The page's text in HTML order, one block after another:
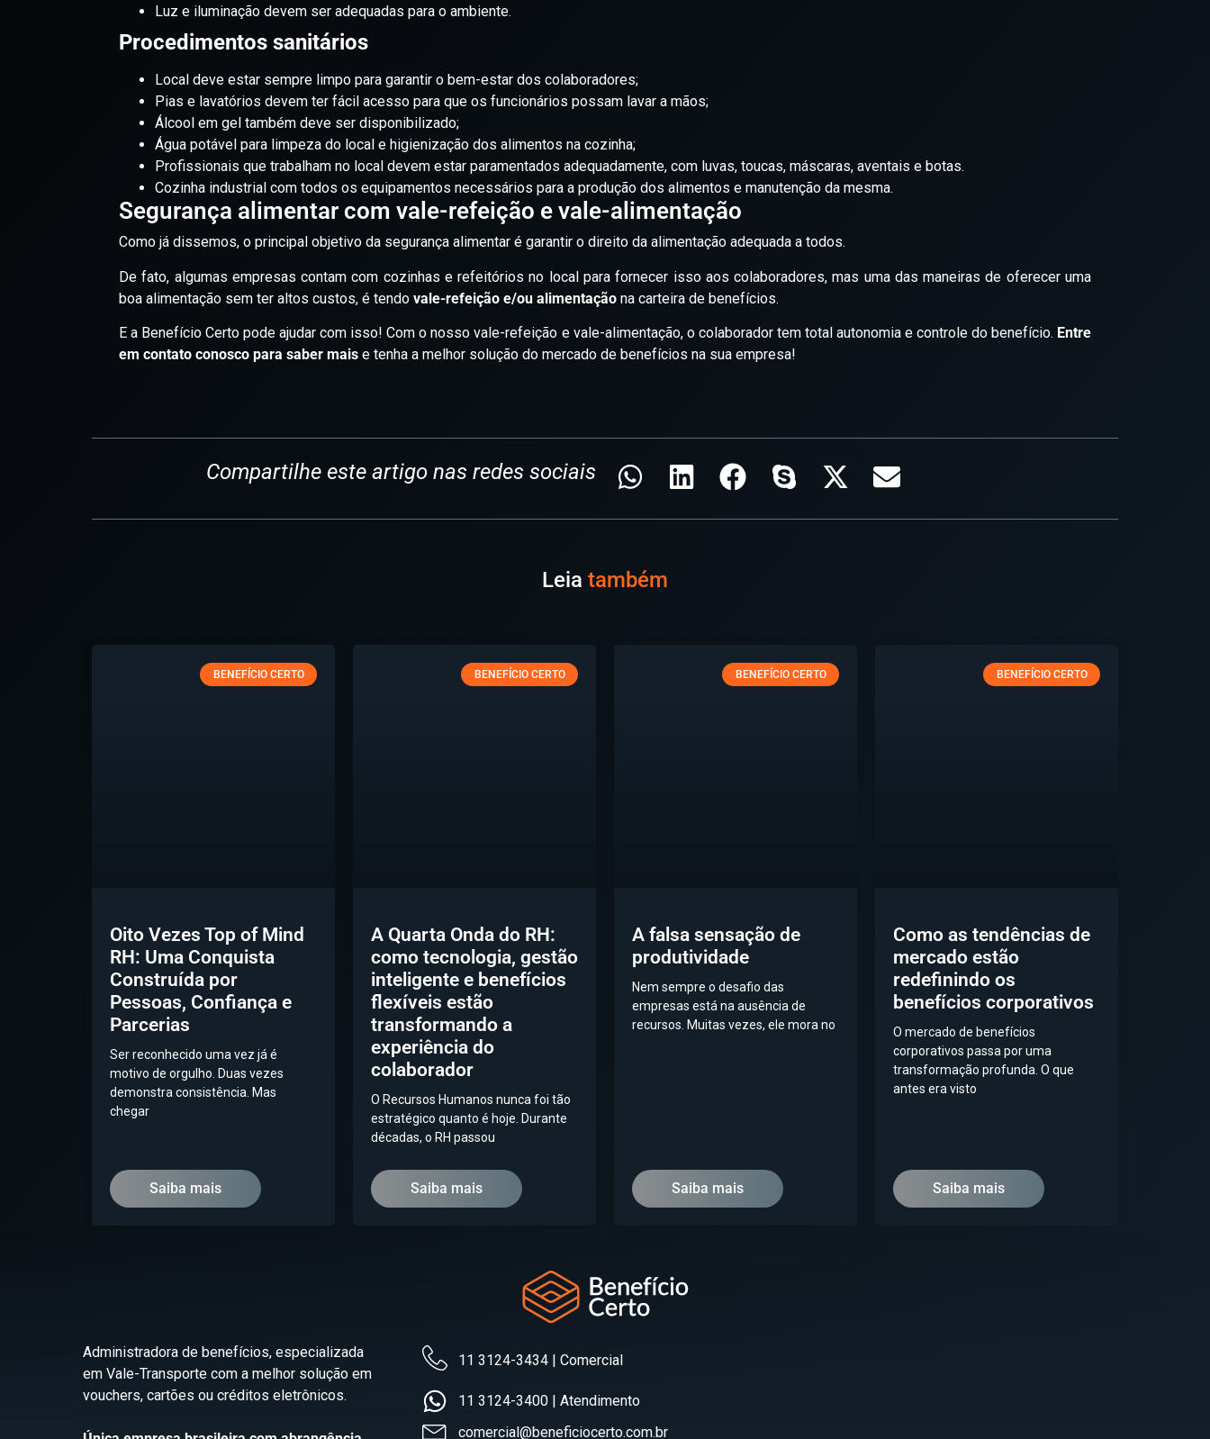
Luz e iluminação devem ser adequadas para o ambiente.
Procedimentos sanitários
Local deve estar sempre limpo para garantir o bem-estar dos colaboradores;
Pias e lavatórios devem ter fácil acesso para que os funcionários possam lavar a mãos;
Álcool em gel também deve ser disponibilizado;
Água potável para limpeza do local e higienização dos alimentos na cozinha;
Profissionais que trabalham no local devem estar paramentados adequadamente, com luvas, toucas, máscaras, aventais e botas.
Cozinha industrial com todos os equipamentos necessários para a produção dos alimentos e manutenção da mesma.
Segurança alimentar com vale-refeição e vale-alimentação
Como já dissemos, o principal objetivo da segurança alimentar é garantir o direito da alimentação adequada a todos.
De fato, algumas empresas contam com cozinhas e refeitórios no local para fornecer isso aos colaboradores, mas uma das maneiras de oferecer uma
boa alimentação sem ter altos custos, é tendo vale-refeição e/ou alimentação na carteira de benefícios.
E a Benefício Certo pode ajudar com isso! Com o nosso vale-refeição e vale-alimentação, o colaborador tem total autonomia e controle do benefício. Entre
em contato conosco para saber mais e tenha a melhor solução do mercado de benefícios na sua empresa!
Compartilhe este artigo nas redes sociais
Leia também
BENEFÍCIO CERTO
Oito Vezes Top of Mind
RH: Uma Conquista
Construída por
Pessoas, Confiança e
Parcerias
Ser reconhecido uma vez já é
motivo de orgulho. Duas vezes
demonstra consistência. Mas
chegar
Saiba mais
BENEFÍCIO CERTO
A Quarta Onda do RH:
como tecnologia, gestão
inteligente e benefícios
flexíveis estão
transformando a
experiência do
colaborador
O Recursos Humanos nunca foi tão
estratégico quanto é hoje. Durante
décadas, o RH passou
Saiba mais
BENEFÍCIO CERTO
A falsa sensação de
produtividade
Nem sempre o desafio das
empresas está na ausência de
recursos. Muitas vezes, ele mora no
Saiba mais
BENEFÍCIO CERTO
Como as tendências de
mercado estão
redefinindo os
benefícios corporativos
O mercado de benefícios
corporativos passa por uma
transformação profunda. O que
antes era visto
Saiba mais
Administradora de benefícios, especializada
em Vale-Transporte com a melhor solução em
vouchers, cartões ou créditos eletrônicos.
11 3124-3434 | Comercial
11 3124-3400 | Atendimento
comercial@beneficiocerto.com.br